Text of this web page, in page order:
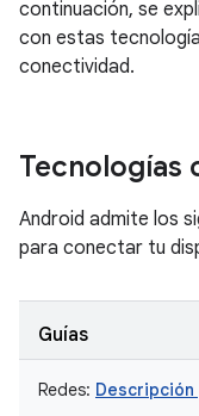
continuación, se
con estas
conectividad.
Tecnologías
Android admite los
para conectar tu
Guías
Redes: Descripción